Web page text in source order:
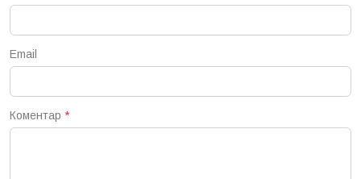
Email
Коментар *